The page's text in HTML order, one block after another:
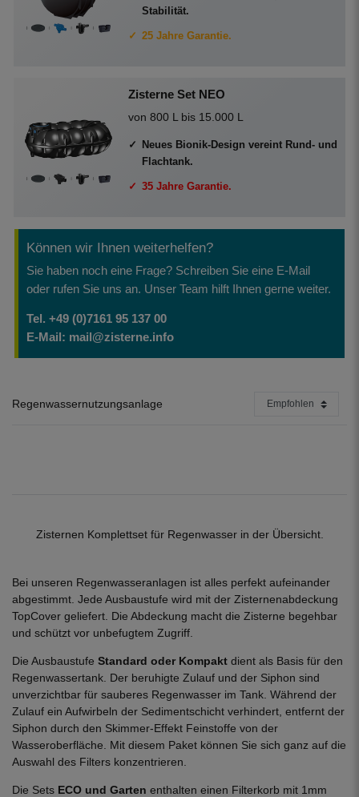
Stabilität.
25 Jahre Garantie.
Zisterne Set NEO
von 800 L bis 15.000 L
Neues Bionik-Design vereint Rund- und
Flachtank.
35 Jahre Garantie.
Können wir Ihnen weiterhelfen?
Sie haben noch eine Frage? Schreiben Sie eine E-Mail
oder rufen Sie uns an. Unser Team hilft Ihnen gerne weiter.
Tel. +49 (0)7161 95 137 00
E-Mail: mail@zisterne.info
Regenwassernutzungsanlage
Zisternen Komplettset für Regenwasser in der Übersicht.
Bei unseren Regenwasseranlagen ist alles perfekt aufeinander
abgestimmt. Jede Ausbaustufe wird mit der Zisternenabdeckung
TopCover geliefert. Die Abdeckung macht die Zisterne begehbar
und schützt vor unbefugtem Zugriff.
Die Ausbaustufe Standard oder Kompakt dient als Basis für den
Regenwassertank. Der beruhigte Zulauf und der Siphon sind
unverzichtbar für sauberes Regenwasser im Tank. Während der
Zulauf ein Aufwirbeln der Sedimentschicht verhindert, entfernt der
Siphon durch den Skimmer-Effekt Feinstoffe von der
Wasseroberfläche. Mit diesem Paket können Sie sich ganz auf die
Auswahl des Filters konzentrieren.
Die Sets ECO und Garten enthalten einen Filterkorb mit 1mm